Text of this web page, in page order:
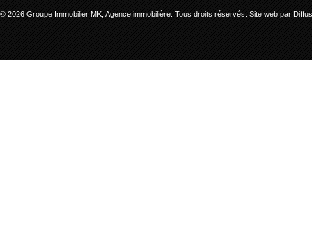
© 2026 Groupe Immobilier MK, Agence immobilière. Tous droits réservés. Site web par